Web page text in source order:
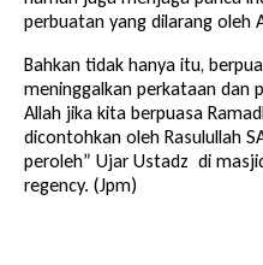
perbuatan yang dilarang oleh
Bahkan tidak hanya itu,
meninggalkan perkataan dan
Allah jika kita berpuasa
dicontohkan oleh Rasulullah
peroleh” Ujar Ustadz di
regency. (Jpm)